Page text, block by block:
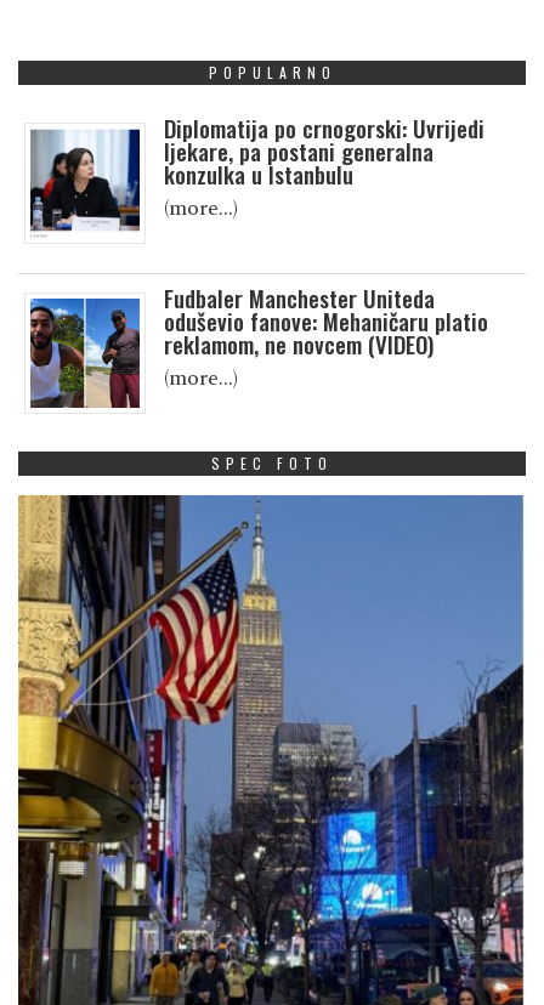
POPULARNO
Diplomatija po crnogorski: Uvrijedi
ljekare, pa postani generalna
konzulka u Istanbulu
(more…)
Fudbaler Manchester Uniteda
oduševio fanove: Mehaničaru platio
reklamom, ne novcem (VIDEO)
(more…)
SPEC FOTO